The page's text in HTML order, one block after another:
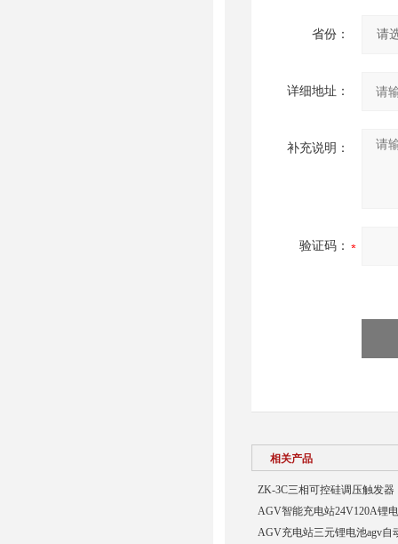
省份：
详细地址：
补充说明：
验证码：
相关产品
ZK-3C三相可控硅调压触发器
AGV智能充电站24V120A锂
AGV充电站三元锂电池agv自